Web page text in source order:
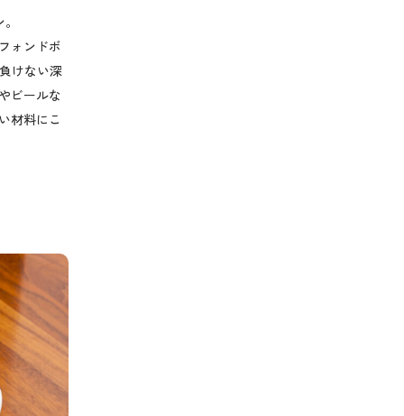
ォンドボ
けない深
ビールな
材料にこ